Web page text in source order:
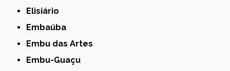
Elisiário
Embaúba
Embu das Artes
Embu-Guaçu